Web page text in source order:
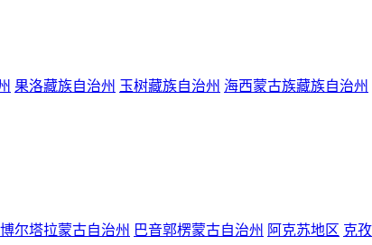
果洛藏族自治州 玉树藏族自治州 海西蒙古族藏族自治州
博尔塔拉蒙古自治州 巴音郭楞蒙古自治州 阿克苏地区 克